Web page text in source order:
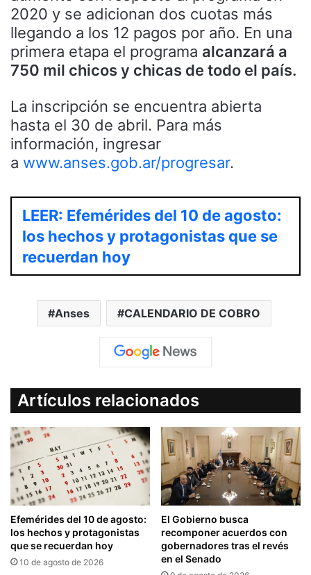
2020 y se adicionan dos cuotas más
llegando a los 12 pagos por año. En una
primera etapa el programa alcanzará a
750 mil chicos y chicas de todo el país.
La inscripción se encuentra abierta
hasta el 30 de abril. Para más
información, ingresar
a www.anses.gob.ar/progresar.
LEER: Efemérides del 10 de agosto:
los hechos y protagonistas que se
recuerdan hoy
Anses CALENDARIO DE COBRO
Artículos relacionados
Efemérides del 10 de agosto:
los hechos y protagonistas
que se recuerdan hoy
10 de agosto de 2026
El Gobierno busca
recomponer acuerdos con
gobernadores tras el revés
en el Senado